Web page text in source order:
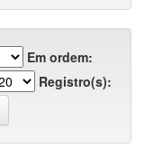
Em ordem:
Registro(s):